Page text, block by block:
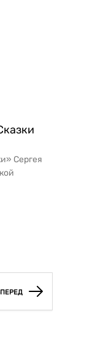
Сергея